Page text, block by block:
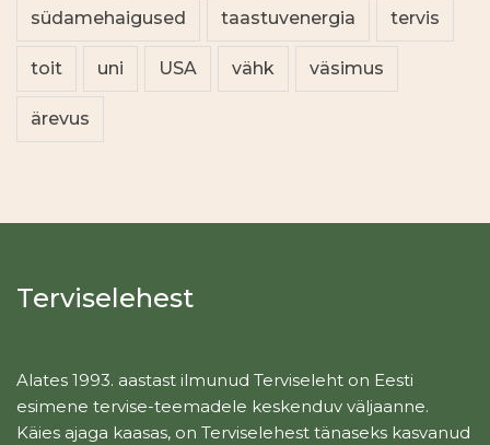
südamehaigused taastuvenergia tervis
toit uni USA vähk väsimus
ärevus
Terviselehest
Alates 1993. aastast ilmunud Terviseleht on Eesti
esimene tervise-teemadele keskenduv väljaanne.
Käies ajaga kaasas, on Terviselehest tänaseks kasvanud